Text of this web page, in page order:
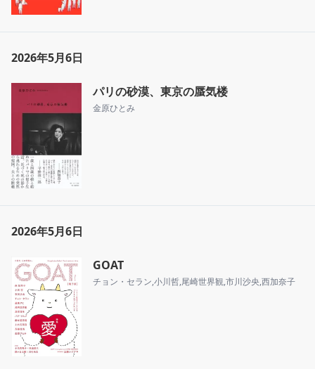
2026年5月6日
パリの砂漠、東京の蜃気楼
金原ひとみ
2026年5月6日
GOAT
チョン・セラン,小川哲,尾崎世界観,市川沙央,西加奈子